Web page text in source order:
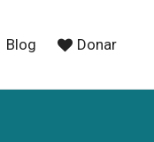
Blog Donar